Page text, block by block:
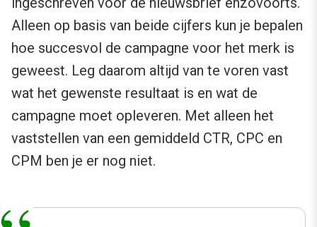
Alleen op basis van beide cijfers kun je bepalen
hoe succesvol de campagne voor het merk is
geweest. Leg daarom altijd van te voren vast
wat het gewenste resultaat is en wat de
campagne moet opleveren. Met alleen het
vaststellen van een gemiddeld CTR, CPC en
CPM ben je er nog niet.